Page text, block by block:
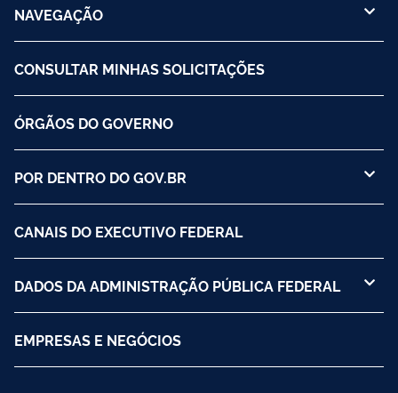
NAVEGAÇÃO
CONSULTAR MINHAS SOLICITAÇÕES
ÓRGÃOS DO GOVERNO
POR DENTRO DO GOV.BR
CANAIS DO EXECUTIVO FEDERAL
DADOS DA ADMINISTRAÇÃO PÚBLICA FEDERAL
EMPRESAS E NEGÓCIOS